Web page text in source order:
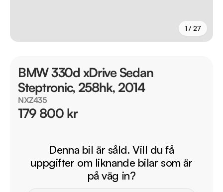
1 / 27
BMW 330d xDrive Sedan
Steptronic, 258hk, 2014
NXZ435
179 800 kr
Denna bil är såld. Vill du få
uppgifter om liknande bilar som är
på väg in?